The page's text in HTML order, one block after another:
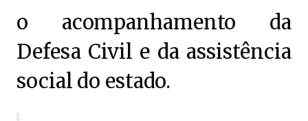
o acompanhamento da
Defesa Civil e da assistência
social do estado.